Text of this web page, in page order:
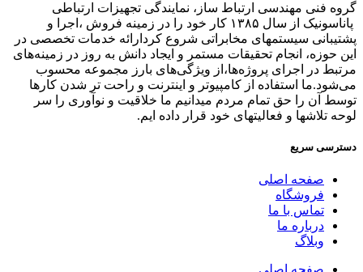
فنی مهندسی ارتباط ساز، نمایندگی تجهیزات ارتباطی
پاناسونیک از سال ۱۳۸۵ کار خود را در زمینه فروش ،اجرا و
سیستمهای مخابراتی شروع کردارائه خدمات تخصصی در
انجام تحقیقات مستمر و ایجاد دانش به‌ روز در زمینه‌های
در اجرای پروژه‌ها،از ویژگی‌های بارز مجموعه محسوب
استفاده از کامپیوتر و اینترنت و راحت تر شدن کارها
آن را حق تمام مردم میدانیم ما خلاقیت و نوآوری را سر
تلاشها و فعالیتهای خود قرار داده ایم.
سریع
صفحه اصلی
فروشگاه
تماس با ما
درباره ما
وبلاگ